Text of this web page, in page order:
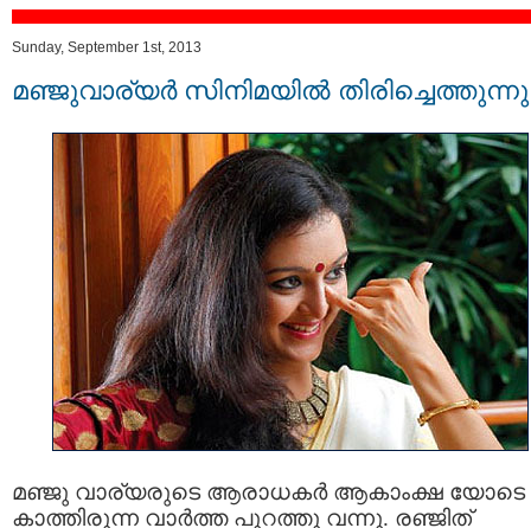
Sunday, September 1st, 2013
മഞ്ജുവാര്യര്‍ സിനിമയില്‍ തിരിച്ചെത്തുന്നു
മഞ്ജു വാര്യരുടെ ആരാധകര്‍ ആകാംക്ഷ യോടെ
കാത്തിരുന്ന വാര്‍ത്ത പുറത്തു വന്നു. രഞ്ജിത്